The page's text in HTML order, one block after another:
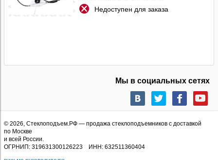
Недоступен для заказа
Мы в социальных сетях
© 2026, Стеклоподъем.РФ — продажа стеклоподъемников с доставкой
по Москве
и всей России.
ОГРНИП: 319631300126223 ИНН: 632511360404